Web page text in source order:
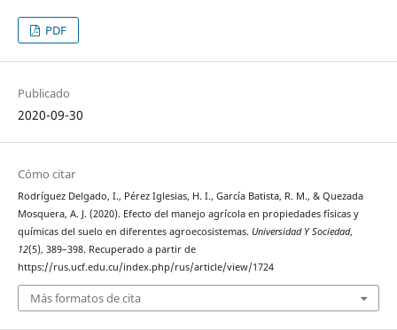
PDF
Publicado
2020-09-30
Cómo citar
Rodríguez Delgado, I., Pérez Iglesias, H. I., García Batista, R. M., & Quezada
Mosquera, A. J. (2020). Efecto del manejo agrícola en propiedades físicas y
químicas del suelo en diferentes agroecosistemas. Universidad Y Sociedad,
12(5), 389–398. Recuperado a partir de
https://rus.ucf.edu.cu/index.php/rus/article/view/1724
Más formatos de cita